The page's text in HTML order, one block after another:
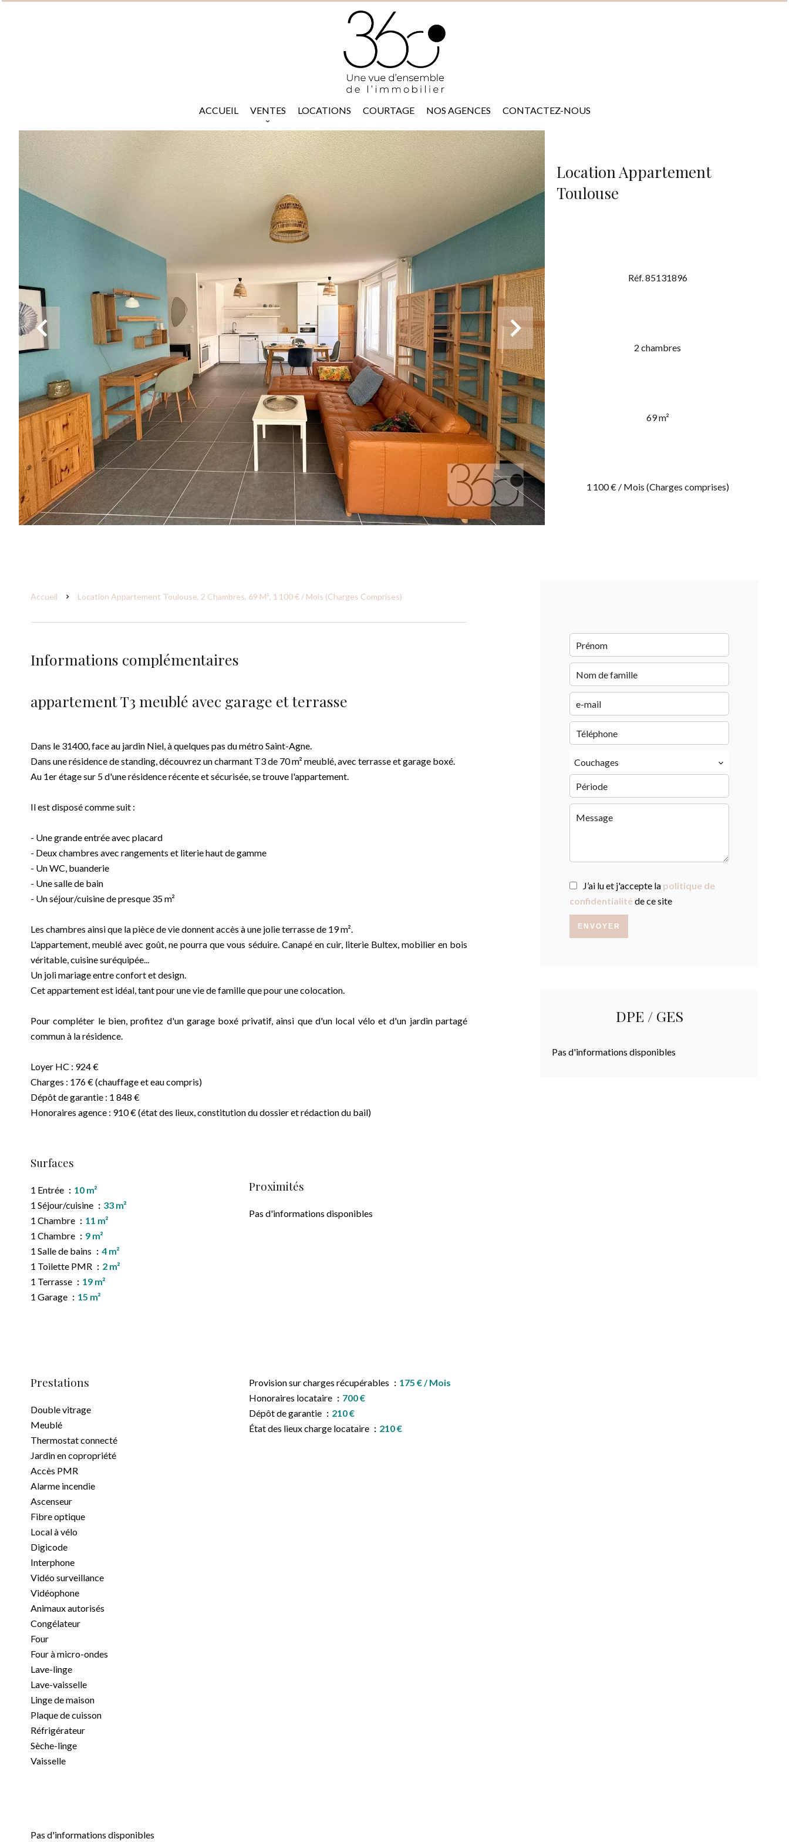
ACCUEIL VENTES LOCATIONS COURTAGE NOS AGENCES CONTACTEZ-NOUS
Location Appartement
Toulouse
Réf. 85131896
2 chambres
69 m²
1 100 € / Mois (Charges comprises)
Accueil Location Appartement Toulouse, 2 Chambres, 69 M², 1 100 € / Mois (Charges Comprises)
Informations complémentaires
appartement T3 meublé avec garage et terrasse
Dans le 31400, face au jardin Niel, à quelques pas du métro Saint-Agne.
Dans une résidence de standing, découvrez un charmant T3 de 70 m² meublé, avec terrasse et garage boxé.
Au 1er étage sur 5 d'une résidence récente et sécurisée, se trouve l'appartement.
Il est disposé comme suit :
- Une grande entrée avec placard
- Deux chambres avec rangements et literie haut de gamme
- Un WC, buanderie
- Une salle de bain
- Un séjour/cuisine de presque 35 m²
Les chambres ainsi que la pièce de vie donnent accès à une jolie terrasse de 19 m².
L'appartement, meublé avec goût, ne pourra que vous séduire. Canapé en cuir, literie Bultex, mobilier en bois
véritable, cuisine suréquipée...
Un joli mariage entre confort et design.
Cet appartement est idéal, tant pour une vie de famille que pour une colocation.
Pour compléter le bien, profitez d'un garage boxé privatif, ainsi que d'un local vélo et d'un jardin partagé
commun à la résidence.
Loyer HC : 924 €
Charges : 176 € (chauffage et eau compris)
Dépôt de garantie : 1 848 €
Honoraires agence : 910 € (état des lieux, constitution du dossier et rédaction du bail)
Surfaces
1 Entrée
10 m²
1 Séjour/cuisine
33 m²
1 Chambre
11 m²
1 Chambre
9 m²
1 Salle de bains
4 m²
1 Toilette PMR
2 m²
1 Terrasse
19 m²
1 Garage
15 m²
Proximités
Pas d'informations disponibles
Prestations
Double vitrage
Meublé
Thermostat connecté
Jardin en copropriété
Accès PMR
Alarme incendie
Ascenseur
Fibre optique
Local à vélo
Digicode
Interphone
Vidéo surveillance
Vidéophone
Animaux autorisés
Congélateur
Four
Four à micro-ondes
Lave-linge
Lave-vaisselle
Linge de maison
Plaque de cuisson
Réfrigérateur
Sèche-linge
Vaisselle
Provision sur charges récupérables
175 € / Mois
Honoraires locataire
700 €
Dépôt de garantie
210 €
État des lieux charge locataire
210 €
Pas d'informations disponibles
Couchages
J’ai lu et j'accepte la politique de
confidentialitéde ce site
ENVOYER
DPE / GES
Pas d'informations disponibles